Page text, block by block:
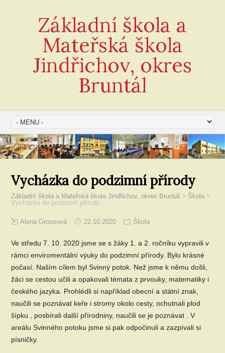
Základní škola a
Mateřská škola
Jindřichov, okres
Bruntál
Vycházka do podzimní přírody
Základní škola a Mateřská škola Jindřichov, okres Bruntál > Škola >
Vycházka do podzimní přírody
Alena Grossová 22.10.2020 Škola
Ve středu 7. 10. 2020 jsme se s žáky 1. a 2. ročníku vypravili v
rámci enviromentální výuky do podzimní přírody. Bylo krásné
počasí. Naším cílem byl Svinný potok. Než jsme k němu došli,
žáci se cestou učili a opakovali témata z prvouky, matematiky i
českého jazyka. Prohlédli si například obecní a státní znak,
naučili se poznávat keře i stromy okolo cesty, ochutnali plod
šípku , posbírali další přírodniny, naučili se je poznávat . V
areálu Svinného potoku jsme si pak odpočinuli a zazpívali si
písničky.